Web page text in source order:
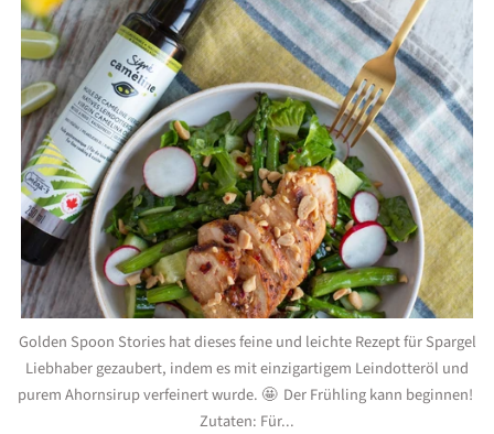
Golden Spoon Stories hat dieses feine und leichte Rezept für Spargel
Liebhaber gezaubert, indem es mit einzigartigem Leindotteröl und
purem Ahornsirup verfeinert wurde. 🤩 Der Frühling kann beginnen!
Zutaten: Für...